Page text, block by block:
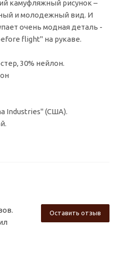
камуфляжный рисунок –
и молодежный вид. И
очень модная деталь -
flight" на рукаве.
30% нейлон.
Industries" (США).
Оставить отзыв